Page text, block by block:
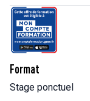
Format
Stage ponctuel